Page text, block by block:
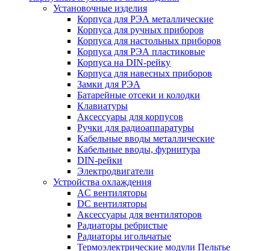
Установочные изделия
Корпуса для РЭА металлические
Корпуса для ручных приборов
Корпуса для настольных приборов
Корпуса для РЭА пластиковые
Корпуса на DIN-рейку
Корпуса для навесных приборов
Замки для РЭА
Батарейные отсеки и колодки
Клавиатуры
Аксессуары для корпусов
Ручки для радиоаппаратуры
Кабельные вводы металлические
Кабельные вводы, фурнитура
DIN-рейки
Электродвигатели
Устройства охлаждения
AC вентиляторы
DC вентиляторы
Аксессуары для вентиляторов
Радиаторы ребристые
Радиаторы игольчатые
Термоэлектрические модули Пельтье